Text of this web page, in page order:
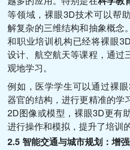
等领域，裸眼3D技术可以帮
解复杂的三维结构和抽象概念
和职业培训机构已经将裸眼
设计、航空航天等课程，通过
观地学习。
例如，医学学生可以通过裸
器官的结构，进行更精准的学
2D图像或模型，裸眼3D更有
进行操作和模拟，提升了培训
2.5智能交通与城市规划：增